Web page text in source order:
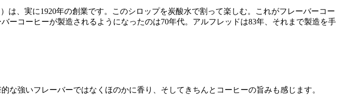
、実に1920年の創業です。このシロップを炭酸水で割って楽しむ。これがフレーバーコー
コーヒーが製造されるようになったのは70年代。アルフレッドは83年、それまで製造を手
強いフレーバーではなくほのかに香り、そしてきちんとコーヒーの旨みも感じます。